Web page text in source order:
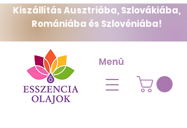
Kiszállítás Ausztriába, Szlovákiába,
Romániába és Szlovéniába!
Menü